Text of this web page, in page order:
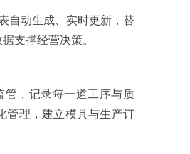
自动生成、实时更新，替
支撑经营决策。
管，记录每一道工序与质
管理，建立模具与生产订